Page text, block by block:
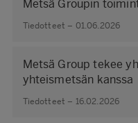
Metsä Groupin
Tiedotteet – 01.06.2026
Metsä Group tekee
yhteismetsän kanssa
Tiedotteet – 16.02.2026